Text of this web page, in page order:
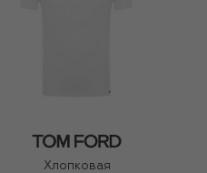
Хлопковая